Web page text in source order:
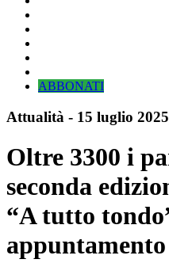
ABBONATI
Attualità - 15 luglio 2025
Oltre 3300 i
seconda
“A tutto